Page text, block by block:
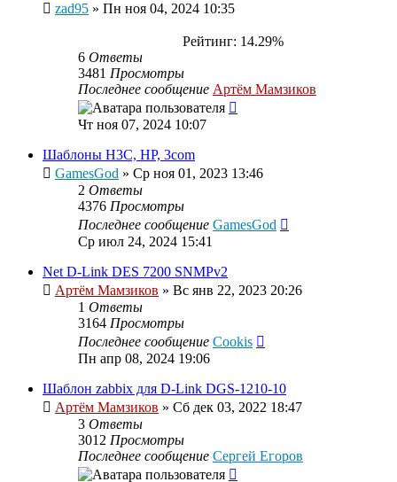
zad95 » Пн ноя 04, 2024 10:35
Рейтинг: 14.29%
6 Ответы
3481 Просмотры
Последнее сообщение Артём Мамзиков
Чт ноя 07, 2024 10:07
Шаблоны H3C, HP, 3com
GamesGod » Ср ноя 01, 2023 13:46
2 Ответы
4376 Просмотры
Последнее сообщение GamesGod
Ср июл 24, 2024 15:41
Net D-Link DES 7200 SNMPv2
Артём Мамзиков » Вс янв 22, 2023 20:26
1 Ответы
3164 Просмотры
Последнее сообщение Cookis
Пн апр 08, 2024 19:06
Шаблон zabbix для D-Link DGS-1210-10
Артём Мамзиков » Сб дек 03, 2022 18:47
3 Ответы
3012 Просмотры
Последнее сообщение Сергей Егоров